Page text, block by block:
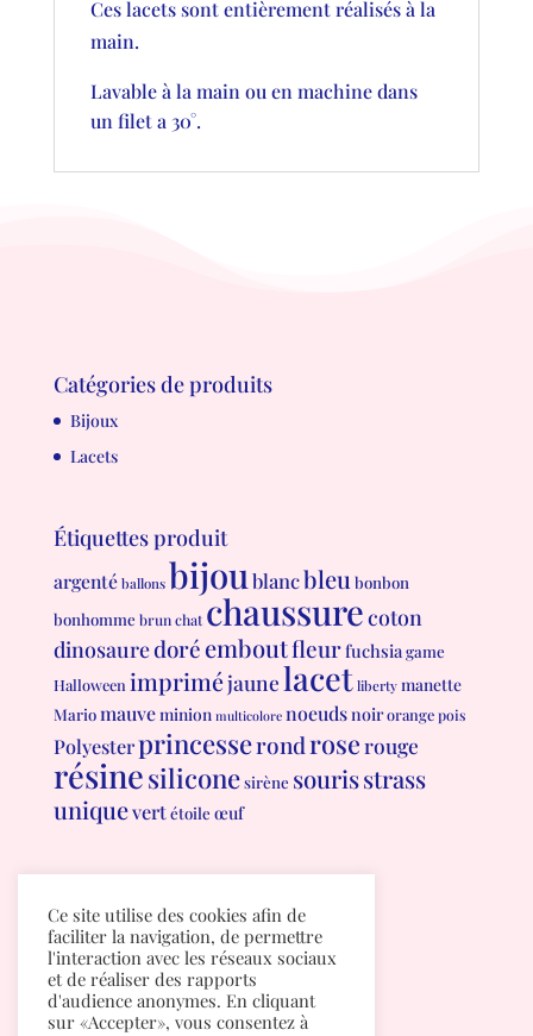
Ces lacets sont entièrement réalisés à la
main.
Lavable à la main ou en machine dans
un filet a 30°.
Catégories de produits
Bijoux
Lacets
Étiquettes produit
argenté ballons bijou blancbleu bonbon
bonhomme brun chat chaussurecoton
dinosauredoré emboutfleurfuchsiagame
Halloween impriméjaunelacet liberty manette
Mariomauveminion multicolore noeudsnoirorange pois
Polyesterprincesserondroserouge
résinesiliconesirène sourisstrass
uniquevertétoile œuf
Politique de confidentialité
Ce site utilise des cookies afin de
faciliter la navigation, de permettre
l'interaction avec les réseaux sociaux
et de réaliser des rapports
d'audience anonymes. En cliquant
sur «Accepter», vous consentez à